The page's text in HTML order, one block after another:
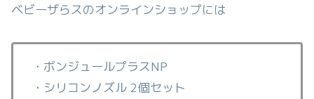
ベビーザらスのオンラインショップには
・ボンジュールプラスNP
・シリコンノズル 2個セット